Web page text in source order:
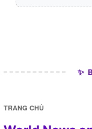
✨
TRANG CHỦ